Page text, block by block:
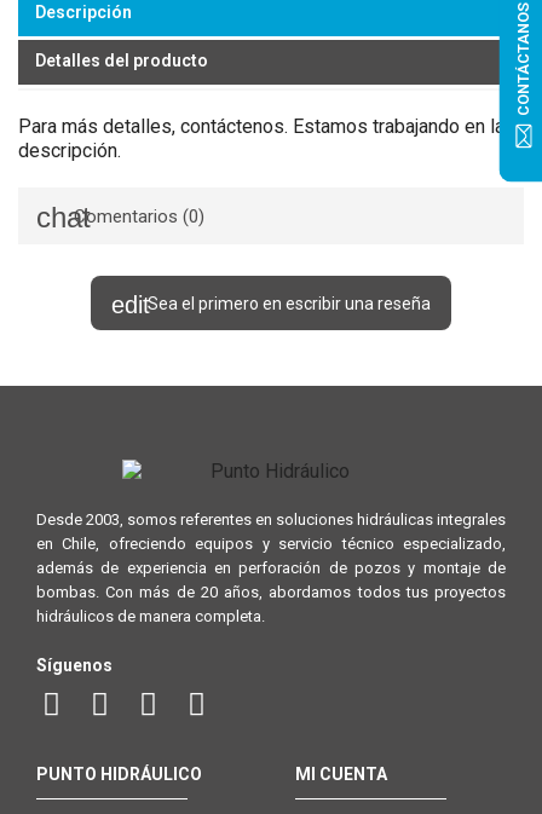
Descripción
Detalles del producto
Para más detalles, contáctenos. Estamos trabajando en la
descripción.
Comentarios (0)
Sea el primero en escribir una reseña
Desde 2003, somos referentes en soluciones hidráulicas integrales
en Chile, ofreciendo equipos y servicio técnico especializado,
además de experiencia en perforación de pozos y montaje de
bombas. Con más de 20 años, abordamos todos tus proyectos
hidráulicos de manera completa.
Síguenos
PUNTO HIDRÁULICO MI CUENTA
CONTÁCTANOS